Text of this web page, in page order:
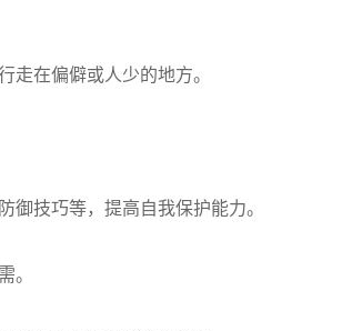
在偏僻或人少的地方。
技巧等，提高自我保护能力。
。